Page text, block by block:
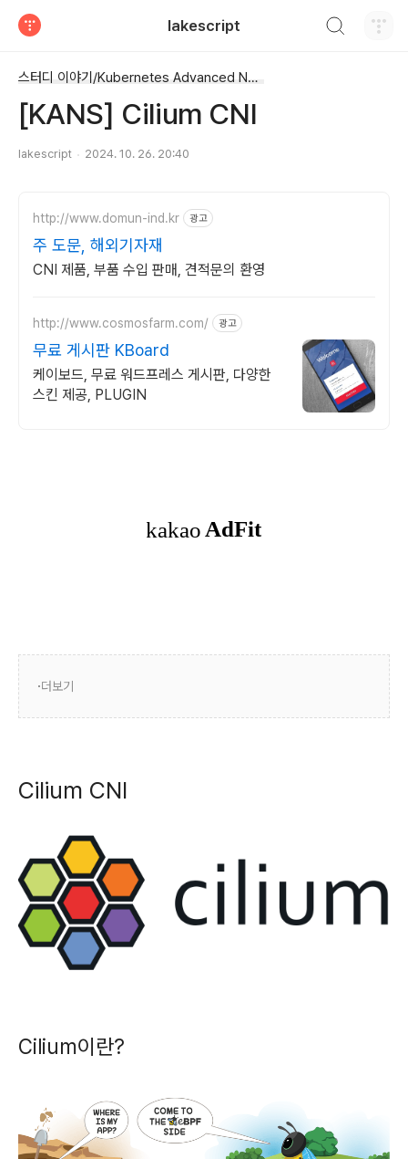
lakescript
스터디 이야기/Kubernetes Advanced Networking Study
[KANS] Cilium CNI
lakescript 2024. 10. 26. 20:40
http://www.domun-ind.kr 광고
주 도문, 해외기자재
CNI 제품, 부품 수입 판매, 견적문의 환영
http://www.cosmosfarm.com/ 광고
무료 게시판 KBoard
케이보드, 무료 워드프레스 게시판, 다양한
스킨 제공, PLUGIN
더보기
Cilium CNI
Cilium이란?